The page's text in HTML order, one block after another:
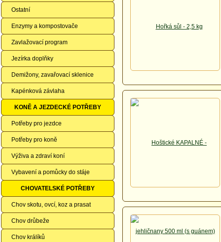
Ostatní
Enzymy a kompostovače
Zavlažovací program
Jezírka doplňky
Demižony, zavařovací sklenice
Kapénková závlaha
KONĚ A JEZDECKÉ POTŘEBY
Potřeby pro jezdce
Potřeby pro koně
Výživa a zdraví koní
Vybavení a pomůcky do stáje
CHOVATELSKÉ POTŘEBY
Chov skotu, ovcí, koz a prasat
Chov drůbeže
Chov králíků